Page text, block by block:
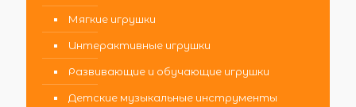
Мягкие игрушки
Интерактивные игрушки
Развивающие и обучающие игрушки
Детские музыкальные инструменты